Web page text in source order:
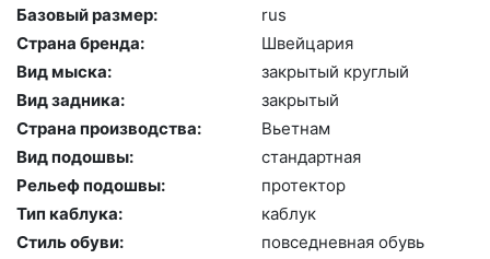
Базовый размер:
rus
Страна бренда:
Швей­ца­рия
Вид мыска:
зак­ры­тый круг­лый
Вид задника:
зак­ры­тый
Страна производства:
Вь­ет­нам
Вид подошвы:
стан­дарт­ная
Рельеф подошвы:
про­тек­тор
Тип каблука:
каб­лук
Стиль обуви:
пов­седнев­ная обувь